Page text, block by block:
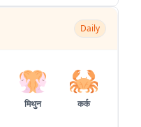
Daily
मिथुन कर्क